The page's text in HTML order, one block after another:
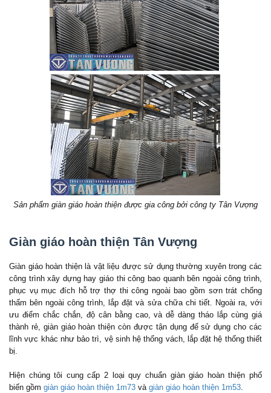
Sản phẩm giàn giáo hoàn thiện được gia công bởi công ty Tân Vượng
Giàn giáo hoàn thiện Tân Vượng
Giàn giáo hoàn thiện là vật liệu được sử dụng thường xuyên trong các
công trình xây dựng hay giáo thi công bao quanh bên ngoài công trình,
phục vụ mục đích hỗ trợ thợ thi công ngoài bao gồm sơn trát chống
thấm bên ngoài công trình, lắp đặt và sửa chữa chi tiết. Ngoài ra, với
ưu điểm chắc chắn, độ cân bằng cao, và dễ dàng tháo lắp cùng giá
thành rẻ, giàn giáo hoàn thiện còn được tận dụng để sử dụng cho các
lĩnh vực khác như bảo trì, vệ sinh hệ thống vách, lắp đặt hệ thống thiết
bị.
Hiện chúng tôi cung cấp 2 loại quy chuẩn giàn giáo hoàn thiện phổ
biến gồm giàn giáo hoàn thiện 1m73 và giàn giáo hoàn thiện 1m53.